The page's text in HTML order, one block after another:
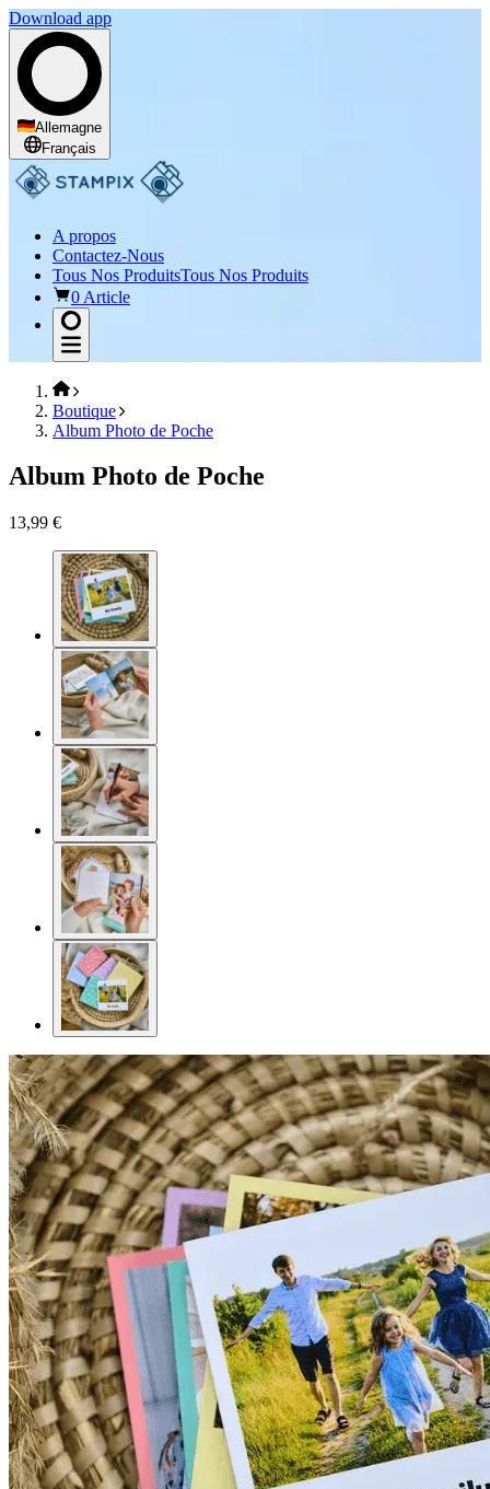
Download app
Allemagne
Français
A propos
Contactez-Nous
Tous Nos ProduitsTous Nos Produits
0 Article
Boutique
Album Photo de Poche
Album Photo de Poche
13,99 €